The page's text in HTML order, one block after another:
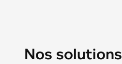
Nos solutions